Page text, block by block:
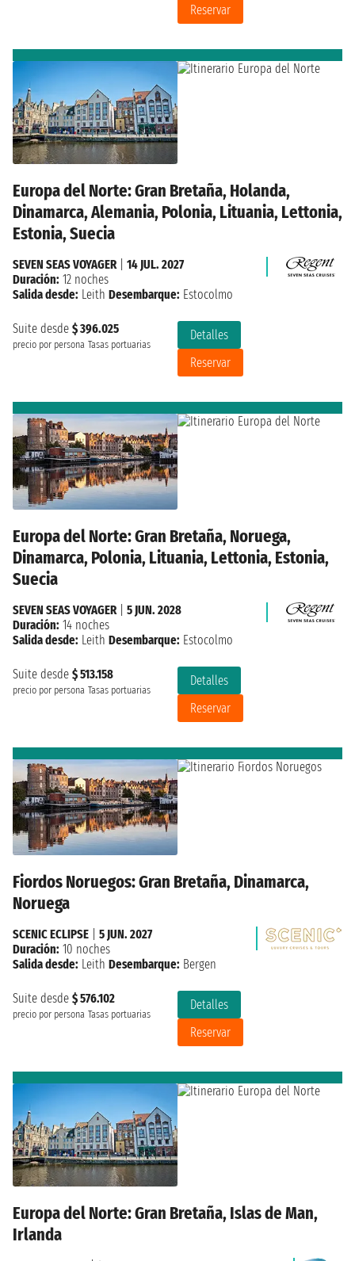
Reservar
Europa del Norte: Gran Bretaña, Holanda,
Dinamarca, Alemania, Polonia, Lituania, Lettonia,
Estonia, Suecia
Suite desde $ 396.025
precio por persona Tasas portuarias
Detalles
Reservar
SEVEN SEAS VOYAGER
14 JUL. 2027
Duración: 12 noches
Salida desde: Leith Desembarque: Estocolmo
Europa del Norte: Gran Bretaña, Noruega,
Dinamarca, Polonia, Lituania, Lettonia, Estonia,
Suecia
Suite desde $ 513.158
precio por persona Tasas portuarias
Detalles
Reservar
SEVEN SEAS VOYAGER| 5 JUN. 2028
Duración: 14 noches
Salida desde: Leith Desembarque: Estocolmo
Fiordos Noruegos: Gran Bretaña, Dinamarca,
Noruega
Suite desde $ 576.102
precio por persona Tasas portuarias
Detalles
Reservar
SCENIC ECLIPSE
5 JUN. 2027
Duración: 10 noches
Salida desde: Leith Desembarque: Bergen
Europa del Norte: Gran Bretaña, Islas de Man,
Irlanda